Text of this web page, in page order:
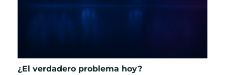
¿El verdadero problema hoy?